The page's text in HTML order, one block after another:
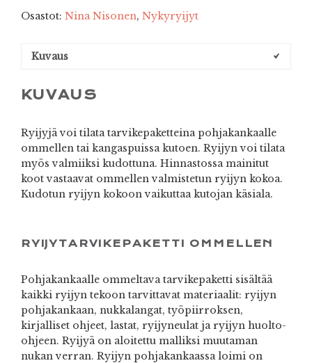
Osastot: Nina Nisonen, Nykyryijyt
Kuvaus
KUVAUS
Ryijyjä voi tilata tarvikepaketteina pohjakankaalle
ommellen tai kangaspuissa kutoen. Ryijyn voi tilata
myös valmiiksi kudottuna. Hinnastossa mainitut
koot vastaavat ommellen valmistetun ryijyn kokoa.
Kudotun ryijyn kokoon vaikuttaa kutojan käsiala.
RYIJYTARVIKEPAKETTI OMMELLEN
Pohjakankaalle ommeltava tarvikepaketti sisältää
kaikki ryijyn tekoon tarvittavat materiaalit: ryijyn
pohjakankaan, nukkalangat, työpiirroksen,
kirjalliset ohjeet, lastat, ryijyneulat ja ryijyn huolto-
ohjeen. Ryijyä on aloitettu malliksi muutaman
nukan verran. Ryijyn pohjakankaassa loimi on